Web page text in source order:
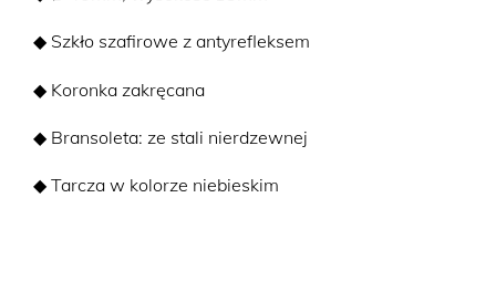
◆ Szkło szafirowe z antyrefleksem
◆ Koronka zakręcana
◆ Bransoleta: ze stali nierdzewnej
◆ Tarcza w kolorze niebieskim